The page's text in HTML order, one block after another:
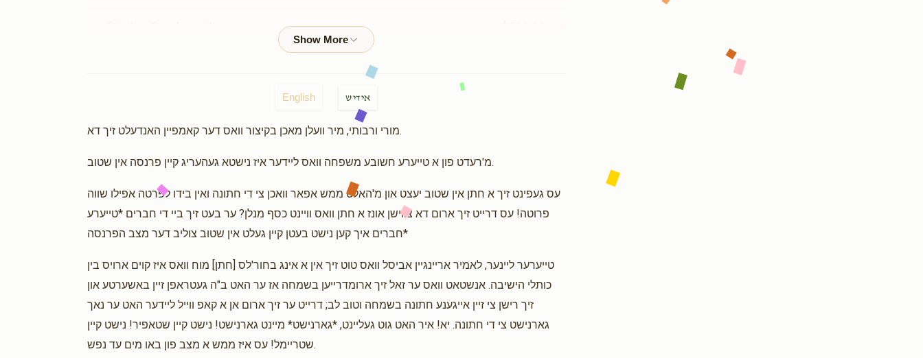
amazing keep up
Anonymous
English אידיש
מורי ורבותי, מיר וועלן מאכן בקיצור וואס דער קאמפיין האנדעלט זיך דא.
מ'רעדט פון א טייערע חשובע משפחה וואס ליידער איז נישטא געהעריג קיין פרנסה אין שטוב.
עס געפינט זיך א חתן אין שטוב יעצט און מ'האלט ממש אפאר וואכן צי די חתונה ואין בידו לפרטה אפילו שווה
פרוטה! עס דרייט זיך ארום דא צווישן אונז א חתן וואס וויינט כסף מנלן? ער בעט זיך ביי די חברים *טייערע
חברים איך קען נישט בעטן קיין געלט אין שטוב צוליב דער מצב הפרנסה*
טייערער ליינער, לאמיר אריינגיין אביסל וואס טוט זיך אין א אינג בחור'לס [חתן] מוח וואס איז קוים ארויס בין
כותלי הישיבה. אנשטאט וואס ער זאל זיך ארומדרייען בשמחה אז ער האט ב"ה געטראפן זיין באשערטע און
זיך רישן צי זיין אייגענע חתונה בשמחה וטוב לב; דרייט ער זיך ארום אן א קאפ ווייל ליידער האט ער נאך
גארנישט צי די חתונה. יא! איר האט גוט געליינט, *גארנישט* מיינט גארנישט! נישט קיין שטאפיר! נישט קיין
שטריימל! עס איז ממש א מצב פון באו מים עד נפש.